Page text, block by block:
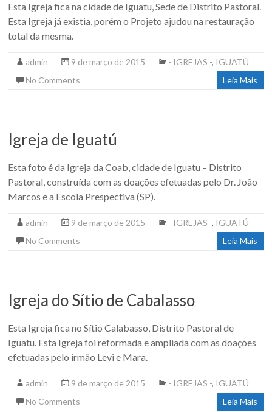
Esta Igreja fica na cidade de Iguatu, Sede de Distrito Pastoral.
Esta Igreja já existia, porém o Projeto ajudou na restauração
total da mesma.
admin 9 de março de 2015 - IGREJAS -, IGUATÚ
No Comments
Leia Mais
Igreja de Iguatú
Esta foto é da Igreja da Coab, cidade de Iguatu – Distrito
Pastoral, construída com as doações efetuadas pelo Dr. João
Marcos e a Escola Prespectiva (SP).
admin 9 de março de 2015 - IGREJAS -, IGUATÚ
No Comments
Leia Mais
Igreja do Sítio de Cabalasso
Esta Igreja fica no Sítio Calabasso, Distrito Pastoral de
Iguatu. Esta Igreja foi reformada e ampliada com as doações
efetuadas pelo irmão Levi e Mara.
admin 9 de março de 2015 - IGREJAS -, IGUATÚ
No Comments
Leia Mais